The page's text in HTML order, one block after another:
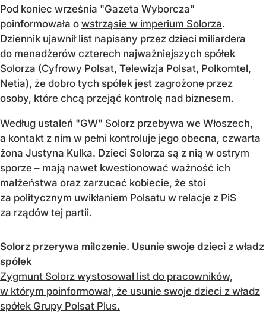
Pod koniec września "Gazeta Wyborcza"
poinformowała o wstrząsie w imperium Solorza.
Dziennik ujawnił list napisany przez dzieci miliardera
do menadżerów czterech najważniejszych spółek
Solorza (Cyfrowy Polsat, Telewizja Polsat, Polkomtel,
Netia), że dobro tych spółek jest zagrożone przez
osoby, które chcą przejąć kontrolę nad biznesem.
Według ustaleń "GW" Solorz przebywa we Włoszech,
a kontakt z nim w pełni kontroluje jego obecna, czwarta
żona Justyna Kulka. Dzieci Solorza są z nią w ostrym
sporze – mają nawet kwestionować ważność ich
małżeństwa oraz zarzucać kobiecie, że stoi
za politycznym uwikłaniem Polsatu w relacje z PiS
za rządów tej partii.
Solorz przerywa milczenie. Usunie swoje dzieci z władz
spółek
Zygmunt Solorz wystosował list do pracowników,
w którym poinformował, że usunie swoje dzieci z władz
spółek Grupy Polsat Plus.